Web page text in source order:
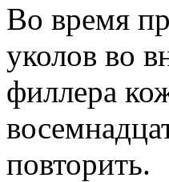
Во время
уколов во
филлера
повторить.